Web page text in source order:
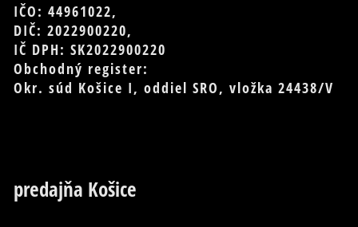
IČO: 44961022,
DIČ: 2022900220,
IČ DPH: SK2022900220
Obchodný register:
Okr. súd Košice I, oddiel SRO, vložka 24438/V
predajňa Košice